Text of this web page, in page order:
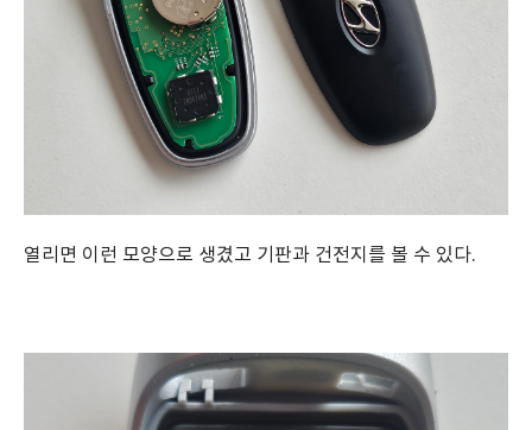
열리면 이런 모양으로 생겼고 기판과 건전지를 볼 수 있다.